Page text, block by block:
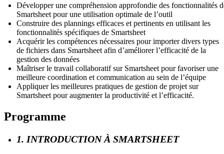
Développer une compréhension approfondie des fonctionnalités
Smartsheet pour une utilisation optimale de l’outil
Construire des plannings efficaces et pertinents en utilisant les
fonctionnalités spécifiques de Smartsheet
Acquérir les compétences nécessaires pour importer divers types
de fichiers dans Smartsheet afin d’améliorer l’efficacité de la
gestion des données
Maîtriser le travail collaboratif sur Smartsheet pour favoriser une
meilleure coordination et communication au sein de l’équipe
Appliquer les meilleures pratiques de gestion de projet sur
Smartsheet pour augmenter la productivité et l’efficacité.
Programme
1. INTRODUCTION À SMARTSHEET